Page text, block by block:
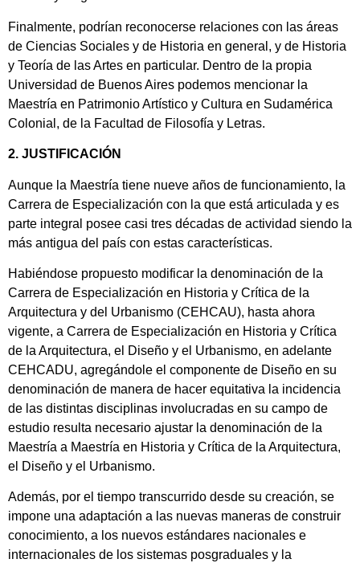
Finalmente, podrían reconocerse relaciones con las áreas
de Ciencias Sociales y de Historia en general, y de Historia
y Teoría de las Artes en particular. Dentro de la propia
Universidad de Buenos Aires podemos mencionar la
Maestría en Patrimonio Artístico y Cultura en Sudamérica
Colonial, de la Facultad de Filosofía y Letras.
2. JUSTIFICACIÓN
Aunque la Maestría tiene nueve años de funcionamiento, la
Carrera de Especialización con la que está articulada y es
parte integral posee casi tres décadas de actividad siendo la
más antigua del país con estas características.
Habiéndose propuesto modificar la denominación de la
Carrera de Especialización en Historia y Crítica de la
Arquitectura y del Urbanismo (CEHCAU), hasta ahora
vigente, a Carrera de Especialización en Historia y Crítica
de la Arquitectura, el Diseño y el Urbanismo, en adelante
CEHCADU, agregándole el componente de Diseño en su
denominación de manera de hacer equitativa la incidencia
de las distintas disciplinas involucradas en su campo de
estudio resulta necesario ajustar la denominación de la
Maestría a Maestría en Historia y Crítica de la Arquitectura,
el Diseño y el Urbanismo.
Además, por el tiempo transcurrido desde su creación, se
impone una adaptación a las nuevas maneras de construir
conocimiento, a los nuevos estándares nacionales e
internacionales de los sistemas posgraduales y la